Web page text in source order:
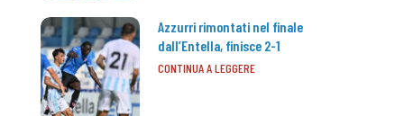
Azzurri rimontati nel finale
dall’Entella, finisce 2-1
CONTINUA A LEGGERE